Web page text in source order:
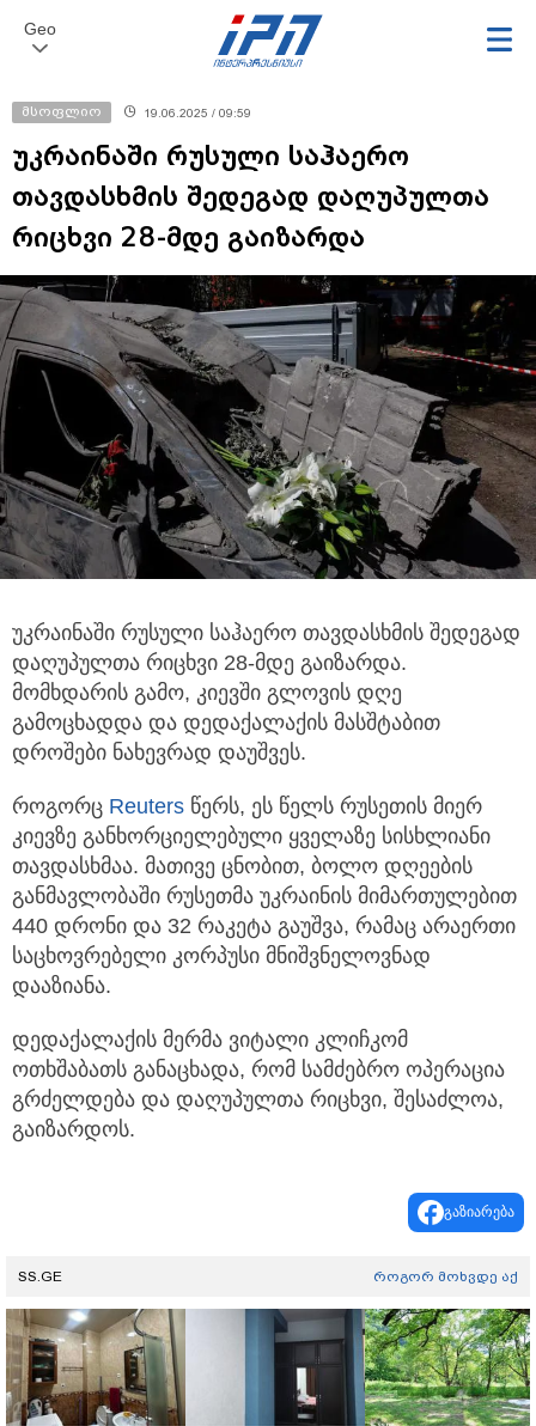
Geo
მსოფლიო 19.06.2025 / 09:59
უკრაინაში რუსული საჰაერო
თავდასხმის შედეგად დაღუპულთა
რიცხვი 28-მდე გაიზარდა
უკრაინაში რუსული საჰაერო თავდასხმის შედეგად
დაღუპულთა რიცხვი 28-მდე გაიზარდა.
მომხდარის გამო, კიევში გლოვის დღე
გამოცხადდა და დედაქალაქის მასშტაბით
დროშები ნახევრად დაუშვეს.
როგორც Reuters წერს, ეს წელს რუსეთის მიერ
კიევზე განხორციელებული ყველაზე სისხლიანი
თავდასხმაა. მათივე ცნობით, ბოლო დღეების
განმავლობაში რუსეთმა უკრაინის მიმართულებით
440 დრონი და 32 რაკეტა გაუშვა, რამაც არაერთი
საცხოვრებელი კორპუსი მნიშვნელოვნად
დააზიანა.
დედაქალაქის მერმა ვიტალი კლიჩკომ
ოთხშაბათს განაცხადა, რომ სამძებრო ოპერაცია
გრძელდება და დაღუპულთა რიცხვი, შესაძლოა,
გაიზარდოს.
გაზიარება
SS.GE როგორ მოხვდე აქ